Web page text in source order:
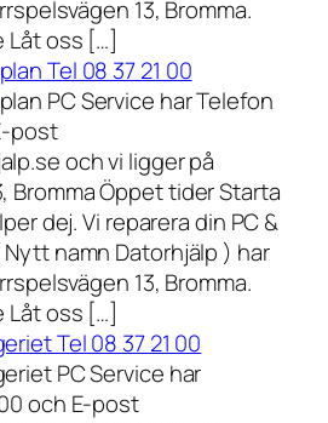
13, Bromma.
Låt oss […]
Tel 08 37 21 00
PC Service har Telefon
post
och vi ligger på
Bromma Öppet tider Starta
dej. Vi reparera din PC &
Nytt namn Datorhjälp ) har
13, Bromma.
Låt oss […]
Tel 08 37 21 00
PC Service har
och E-post